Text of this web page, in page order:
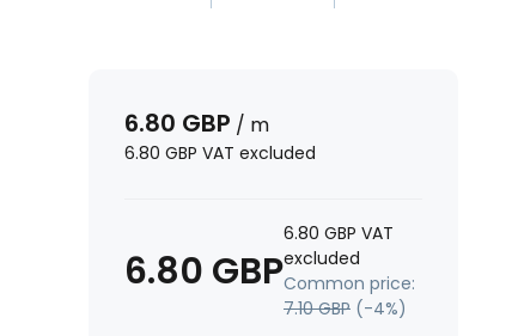
6.80 GBP / m
6.80 GBP VAT excluded
6.80 GBP
6.80 GBP VAT
excluded
Common price:
7.10 GBP (-4%)